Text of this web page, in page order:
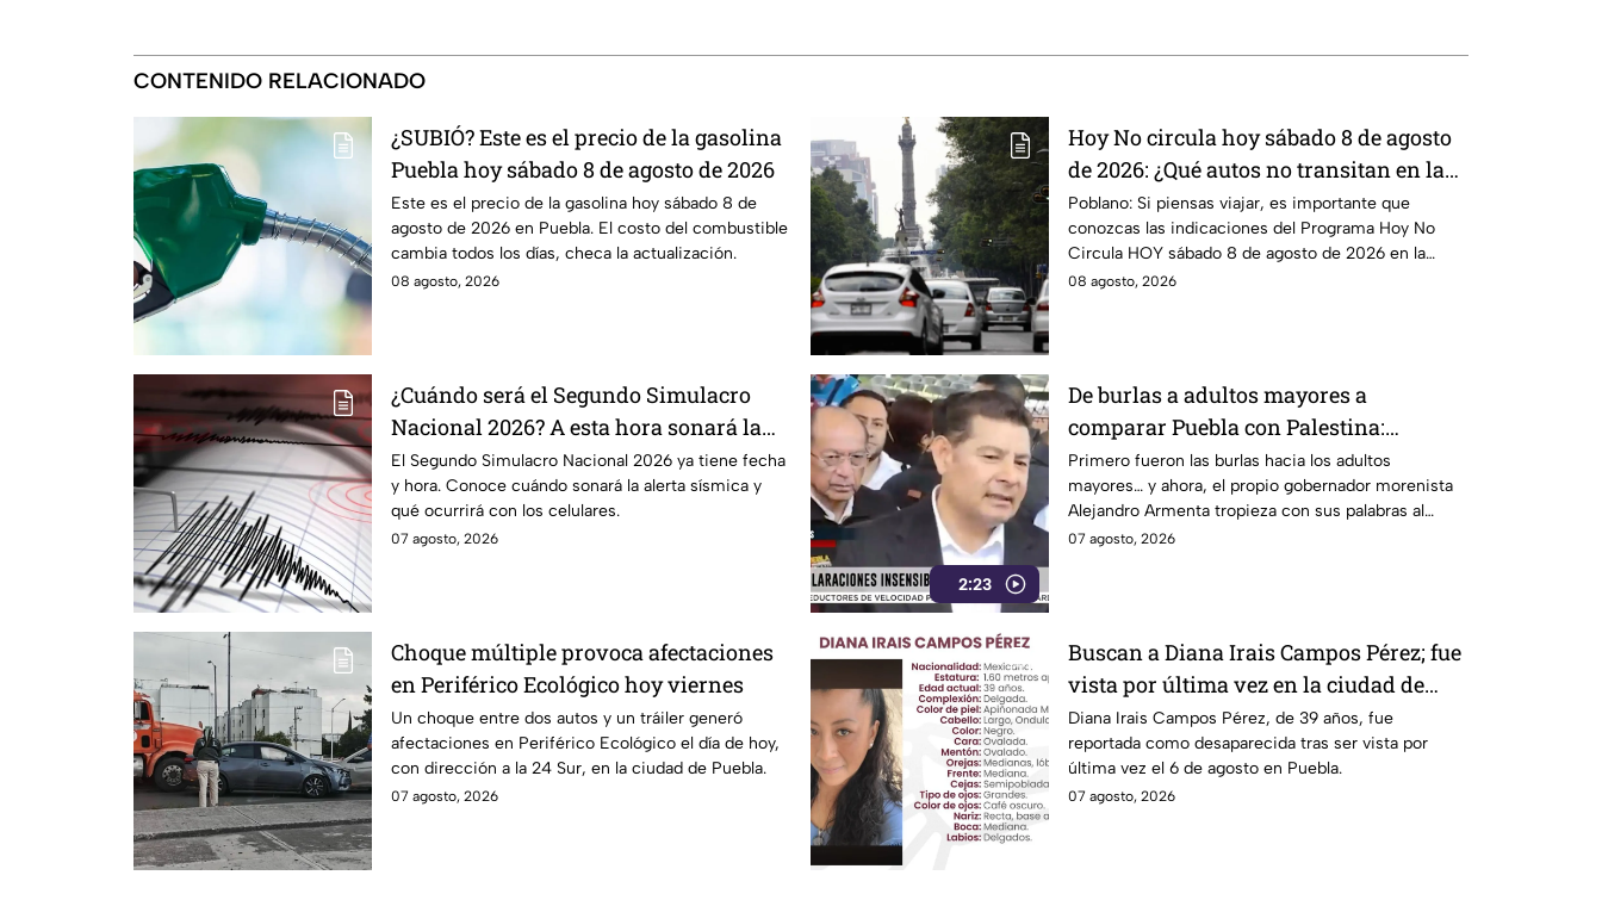
CONTENIDO RELACIONADO
¿SUBIÓ? Este es el precio de la gasolina
Puebla hoy sábado 8 de agosto de 2026
Este es el precio de la gasolina hoy sábado 8 de
agosto de 2026 en Puebla. El costo del combustible
cambia todos los días, checa la actualización.
08 agosto, 2026
Hoy No circula hoy sábado 8 de agosto
de 2026: ¿Qué autos no transitan en la
CDMX y EdoMex?
Poblano: Si piensas viajar, es importante que
conozcas las indicaciones del Programa Hoy No
Circula HOY sábado 8 de agosto de 2026 en la
CDMX y EdoMex.
08 agosto, 2026
¿Cuándo será el Segundo Simulacro
Nacional 2026? A esta hora sonará la
alerta sísmica
El Segundo Simulacro Nacional 2026 ya tiene fecha
y hora. Conoce cuándo sonará la alerta sísmica y
qué ocurrirá con los celulares.
07 agosto, 2026
2:23
De burlas a adultos mayores a
comparar Puebla con Palestina:
Alejandro Armenta se disculpa “a
modo” por sus insensibles dichos sobre
Huixcolotla, repitiendo el guión de las
también morenistas Nayeli Salvatori y
Primero fueron las burlas hacia los adultos
mayores… y ahora, el propio gobernador morenista
Alejandro Armenta tropieza con sus palabras al
comparar el mal estado de las calles de Huixcolotla
declaración genera indignación?
07 agosto, 2026
Choque múltiple provoca afectaciones
en Periférico Ecológico hoy viernes
Un choque entre dos autos y un tráiler generó
afectaciones en Periférico Ecológico el día de hoy,
con dirección a la 24 Sur, en la ciudad de Puebla.
07 agosto, 2026
Buscan a Diana Irais Campos Pérez; fue
vista por última vez en la ciudad de
Puebla
Diana Irais Campos Pérez, de 39 años, fue
reportada como desaparecida tras ser vista por
última vez el 6 de agosto en Puebla.
07 agosto, 2026